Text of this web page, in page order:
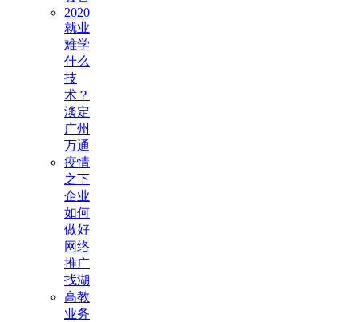
2020
就业
难学
什么
技
术？
淡定
广州
万通
疫情
之下
企业
如何
做好
网络
推广
找湖
高教
业务